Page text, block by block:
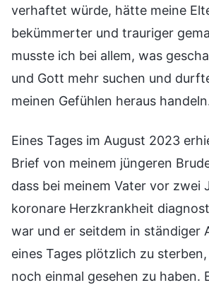
verhaftet würde, hätte meine
bekümmerter und trauriger
musste ich bei allem, was
und Gott mehr suchen und
meinen Gefühlen heraus
Eines Tages im August 2023
Brief von meinem jüngeren
dass bei meinem Vater vor zwei
koronare Herzkrankheit
war und er seitdem in ständiger
eines Tages plötzlich zu
noch einmal gesehen zu haben.